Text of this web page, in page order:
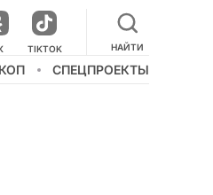
TIKTOK НАЙТИ
СПЕЦПРОЕКТЫ